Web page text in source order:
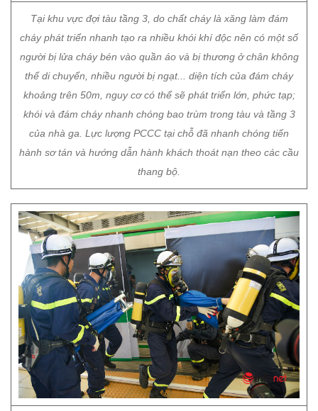
Tại khu vực đợi tàu tầng 3, do chất cháy là xăng làm đám
cháy phát triển nhanh tạo ra nhiều khói khí độc nên có một số
người bị lửa cháy bén vào quần áo và bị thương ở chân không
thể di chuyển, nhiều người bị ngạt... diện tích của đám cháy
khoảng trên 50m, nguy cơ có thể sẽ phát triển lớn, phức tạp;
khói và đám cháy nhanh chóng bao trùm trong tàu và tầng 3
của nhà ga. Lực lượng PCCC tại chỗ đã nhanh chóng tiến
hành sơ tán và hướng dẫn hành khách thoát nạn theo các cầu
thang bộ.